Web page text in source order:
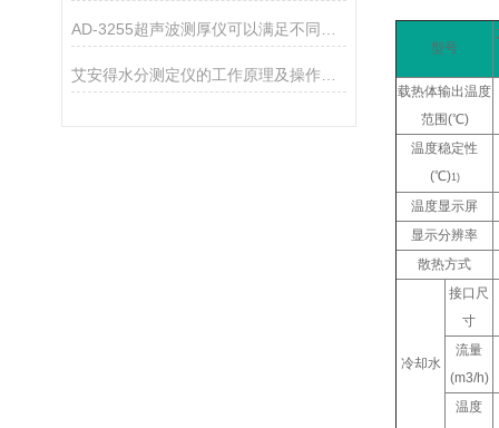
艾安得水分测定仪的工作原理及操作指南
型号
载热体输出温度
范围(℃)
温度稳定性
(℃)1)
温度显示屏
显示分辨率
散热方式
冷却水
接口尺
寸
流量
(m3/h)
温度